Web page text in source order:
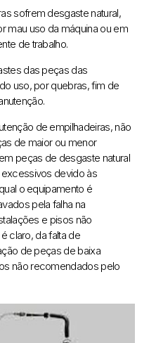
sofrem desgaste natural,
mau uso da máquina ou em
de trabalho.
das peças das
uso, por quebras, fim de
de empilhadeiras, não
de maior ou menor
peças de desgaste natural
devido às
o equipamento é
pela falha na
e pisos não
claro, da falta de
de peças de baixa
não recomendados pelo